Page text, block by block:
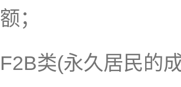
额；
F2B类(永久居民的